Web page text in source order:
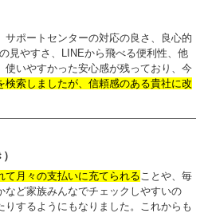
サポートセンターの対応の良さ、良心的
見やすさ、LINEから飛べる便利性、他
使いやすかった安心感が残っており、今
検索しましたが、信頼感のある貴社に改
て月々の支払いに充てられることや、毎
など家族みんなでチェックしやすいの
するようにもなりました。これからも